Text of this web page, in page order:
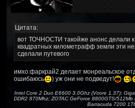
Цитата:
вот ТОЧНОСТИ такойже анонс делали к
квадратных километрафф земли эти
сделали путевого
имхо:фаркрай2 делает монреальское
ошибаюсь
) уж они не подведут!
Intel Core 2 Duo E6600 3.0Ghz (Vcore 1.37);
DDR2 870Mhz; ZOTAC GeForce 8800GTS/
Barracuda 7200